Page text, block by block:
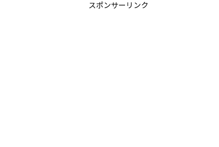
スポンサーリンク